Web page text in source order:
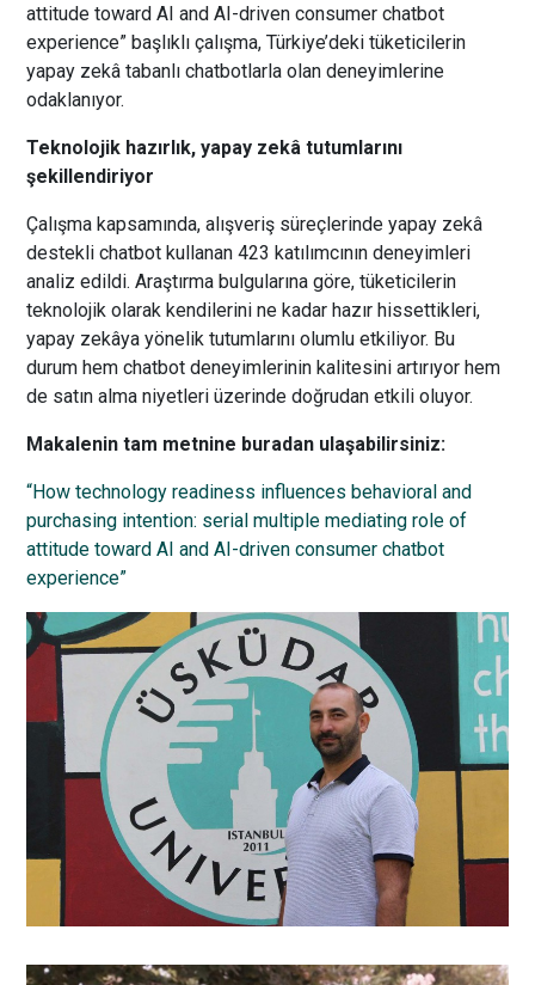
attitude toward AI and AI-driven consumer chatbot
experience” başlıklı çalışma, Türkiye’deki tüketicilerin
yapay zekâ tabanlı chatbotlarla olan deneyimlerine
odaklanıyor.
Teknolojik hazırlık, yapay zekâ tutumlarını
şekillendiriyor
Çalışma kapsamında, alışveriş süreçlerinde yapay zekâ
destekli chatbot kullanan 423 katılımcının deneyimleri
analiz edildi. Araştırma bulgularına göre, tüketicilerin
teknolojik olarak kendilerini ne kadar hazır hissettikleri,
yapay zekâya yönelik tutumlarını olumlu etkiliyor. Bu
durum hem chatbot deneyimlerinin kalitesini artırıyor hem
de satın alma niyetleri üzerinde doğrudan etkili oluyor.
Makalenin tam metnine buradan ulaşabilirsiniz:
“How technology readiness influences behavioral and
purchasing intention: serial multiple mediating role of
attitude toward AI and AI-driven consumer chatbot
experience”